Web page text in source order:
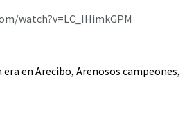
watch?v=LC_IHimkGPM